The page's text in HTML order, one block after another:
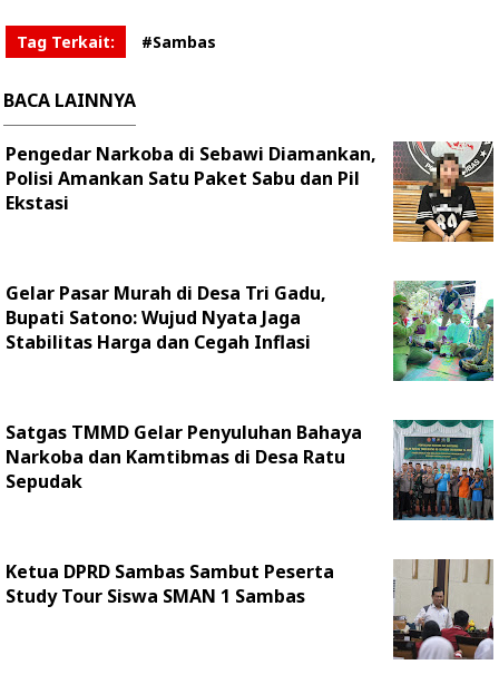
Tag Terkait: #Sambas
BACA LAINNYA
Pengedar Narkoba di Sebawi Diamankan,
Polisi Amankan Satu Paket Sabu dan Pil
Ekstasi
Gelar Pasar Murah di Desa Tri Gadu,
Bupati Satono: Wujud Nyata Jaga
Stabilitas Harga dan Cegah Inflasi
Satgas TMMD Gelar Penyuluhan Bahaya
Narkoba dan Kamtibmas di Desa Ratu
Sepudak
Ketua DPRD Sambas Sambut Peserta
Study Tour Siswa SMAN 1 Sambas